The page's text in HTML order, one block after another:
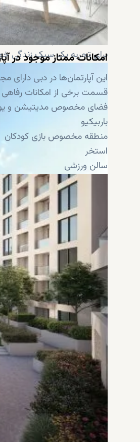
گرینز غربی و همچنین یک
خرید ملک در صبحا هارتلند
برای تجربه یک سبک زندگی
امکانات ممتاز موجود در
این آپارتمان‌ها در دبی دارای
قسمت برخی از امکانات
فضای مخصوص مدیتیشن و
باربیکیو
منطقه مخصوص بازی کودکان
استخر
سالن ورزشی
منطقه‌ای زیبا و سبز
مغازه‌های خرده‌فروشی
رستوران‌ها
پارک‌های سرسبز و آرمش‌بخش